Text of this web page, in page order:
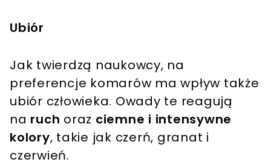
Ubiór
Jak twierdzą naukowcy, na
preferencje komarów ma wpływ także
ubiór człowieka. Owady te reagują
na ruch oraz ciemne i intensywne
kolory, takie jak czerń, granat i
czerwień.